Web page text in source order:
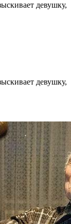
девушку,
девушку,